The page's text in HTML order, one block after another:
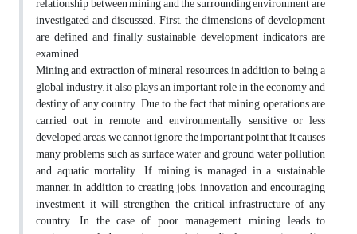
investigated and discussed. First, the dimensions of development
are defined and finally, sustainable development indicators are
examined.
Mining and extraction of mineral resources, in addition to being a
global industry, it also plays an important role in the economy and
destiny of any country. Due to the fact that mining operations are
carried out in remote and environmentally sensitive or less
developed areas, we cannot ignore the important point that it causes
many problems such as surface water and ground water pollution
and aquatic mortality. If mining is managed in a sustainable
manner, in addition to creating jobs, innovation and encouraging
investment, it will strengthen the critical infrastructure of any
country. In the case of poor management, mining leads to